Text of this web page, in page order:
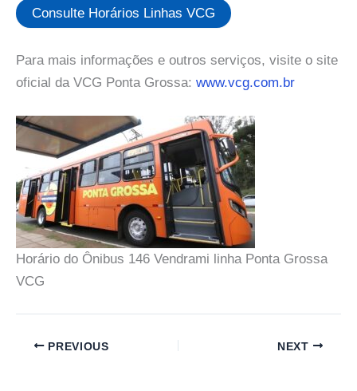
Consulte Horários Linhas VCG
Para mais informações e outros serviços, visite o site
oficial da VCG Ponta Grossa: www.vcg.com.br
Horário do Ônibus 146 Vendrami linha Ponta Grossa
VCG
PREVIOUS NEXT